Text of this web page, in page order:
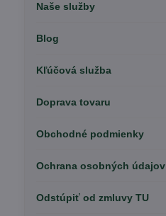
Naše služby
Blog
Kľúčová služba
Doprava tovaru
Obchodné podmienky
Ochrana osobných údajov
Odstúpiť od zmluvy TU